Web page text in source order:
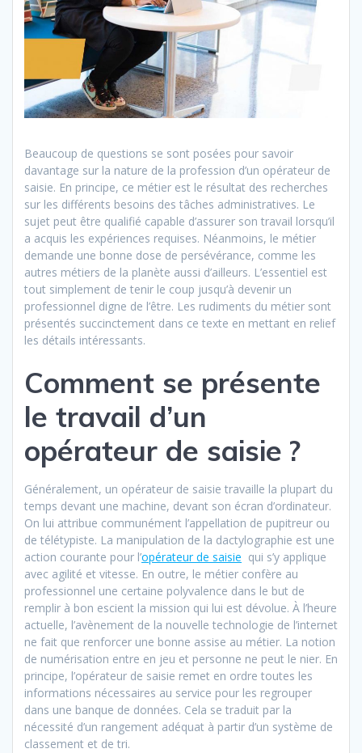
Beaucoup de questions se sont posées pour savoir
davantage sur la nature de la profession d’un opérateur de
saisie. En principe, ce métier est le résultat des recherches
sur les différents besoins des tâches administratives. Le
sujet peut être qualifié capable d’assurer son travail lorsqu’il
a acquis les expériences requises. Néanmoins, le métier
demande une bonne dose de persévérance, comme les
autres métiers de la planète aussi d’ailleurs. L’essentiel est
tout simplement de tenir le coup jusqu’à devenir un
professionnel digne de l’être. Les rudiments du métier sont
présentés succinctement dans ce texte en mettant en relief
les détails intéressants.
Comment se présente
le travail d’un
opérateur de saisie ?
Généralement, un opérateur de saisie travaille la plupart du
temps devant une machine, devant son écran d’ordinateur.
On lui attribue communément l’appellation de pupitreur ou
de télétypiste. La manipulation de la dactylographie est une
action courante pour l’opérateur de saisie qui s’y applique
avec agilité et vitesse. En outre, le métier confère au
professionnel une certaine polyvalence dans le but de
remplir à bon escient la mission qui lui est dévolue. À l’heure
actuelle, l’avènement de la nouvelle technologie de l’internet
ne fait que renforcer une bonne assise au métier. La notion
de numérisation entre en jeu et personne ne peut le nier. En
principe, l’opérateur de saisie remet en ordre toutes les
informations nécessaires au service pour les regrouper
dans une banque de données. Cela se traduit par la
nécessité d’un rangement adéquat à partir d’un système de
classement et de tri.